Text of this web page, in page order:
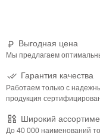
Выгодная цена
Мы предлагаем
Гарантия качества
Работаем только с
продукция
Широкий
До 40 000 наименований